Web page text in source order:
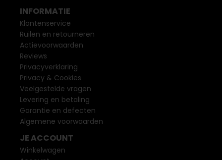
INFORMATIE
Klantenservice
Ruilen en retourneren
Actievoorwaarden
Reviews
Privacyverklaring
Privacy & Cookies
Veelgestelde vragen
Levering en betaling
Garantie en defecten
Algemene voorwaarden
JE ACCOUNT
Winkelwagen